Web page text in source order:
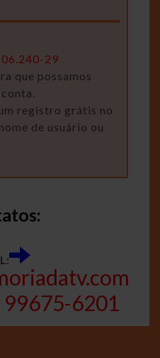
29
que possamos
registro grátis no
de usuário ou
99675-6201